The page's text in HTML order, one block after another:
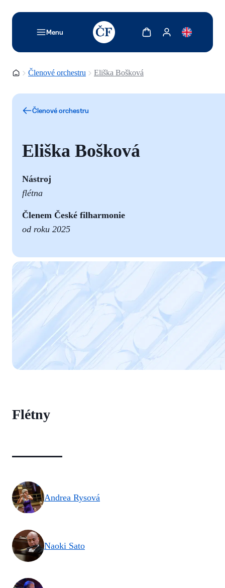
Menu
TODO: Add description for reader
Zobrazit košíkZobrazit můj účet
Domovská stránka
Členové orchestru Eliška Bošková
Členové orchestru
Eliška Bošková
Nástroj
flétna
Členem České filharmonie
od roku 2025
Flétny
Andrea Rysová
Naoki Sato